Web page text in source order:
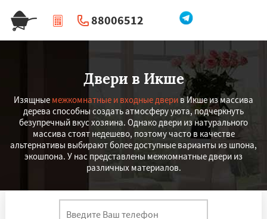
88006512
| Перезвоните мне
Двери в Икше
Изящные межкомнатные и входные двери в Икше из массива
дерева способны создать атмосферу уюта, подчеркнуть
безупречный вкус хозяина. Однако двери из натурального
массива стоят недешево, поэтому часто в качестве
альтернативы выбирают более доступные варианты из шпона,
экошпона. У нас представлены межкомнатные двери из
различных материалов.